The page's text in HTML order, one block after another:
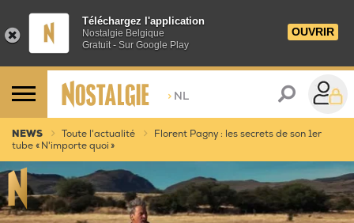
Téléchargez l'application
Nostalgie Belgique
Gratuit - Sur Google Play
OUVRIR
> NL
NEWS Toute l'actualité
Florent Pagny : les secrets de son 1er
tube « N'importe quoi »